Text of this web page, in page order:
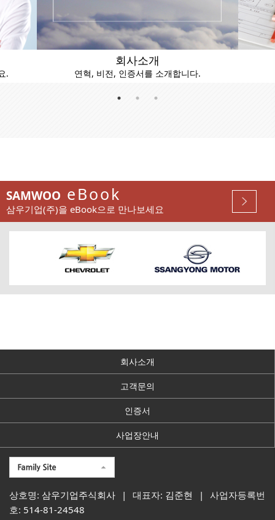
.
회사소개
연혁, 비전, 인증서를 소개합니다.
SAMWOO eBook
삼우기업(주)을 eBook으로 만나보세요
회사소개
고객문의
인증서
사업장안내
상호명: 삼우기업주식회사 | 대표자: 김준현 |
사업자등록번
호: 514-81-24548